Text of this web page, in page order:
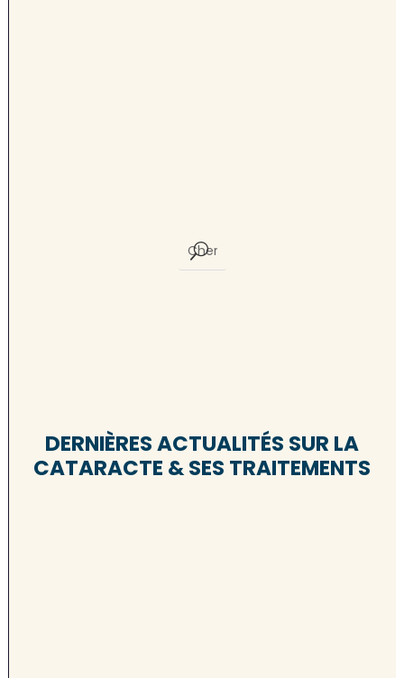
DERNIÈRES ACTUALITÉS SUR LA
CATARACTE & SES TRAITEMENTS